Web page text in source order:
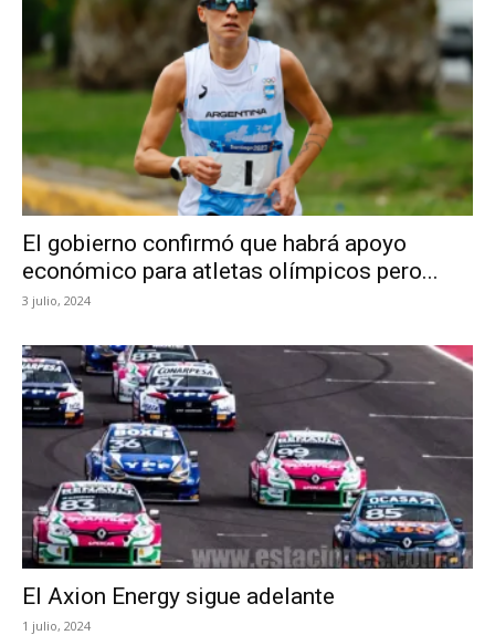
El gobierno confirmó que habrá apoyo
económico para atletas olímpicos pero...
3 julio, 2024
El Axion Energy sigue adelante
1 julio, 2024